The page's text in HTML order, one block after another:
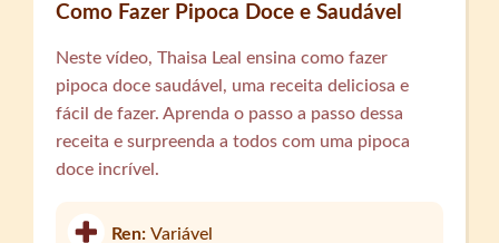
Como Fazer Pipoca Doce e Saudável
Neste vídeo, Thaisa Leal ensina como fazer
pipoca doce saudável, uma receita deliciosa e
fácil de fazer. Aprenda o passo a passo dessa
receita e surpreenda a todos com uma pipoca
doce incrível.
Ren:Variável